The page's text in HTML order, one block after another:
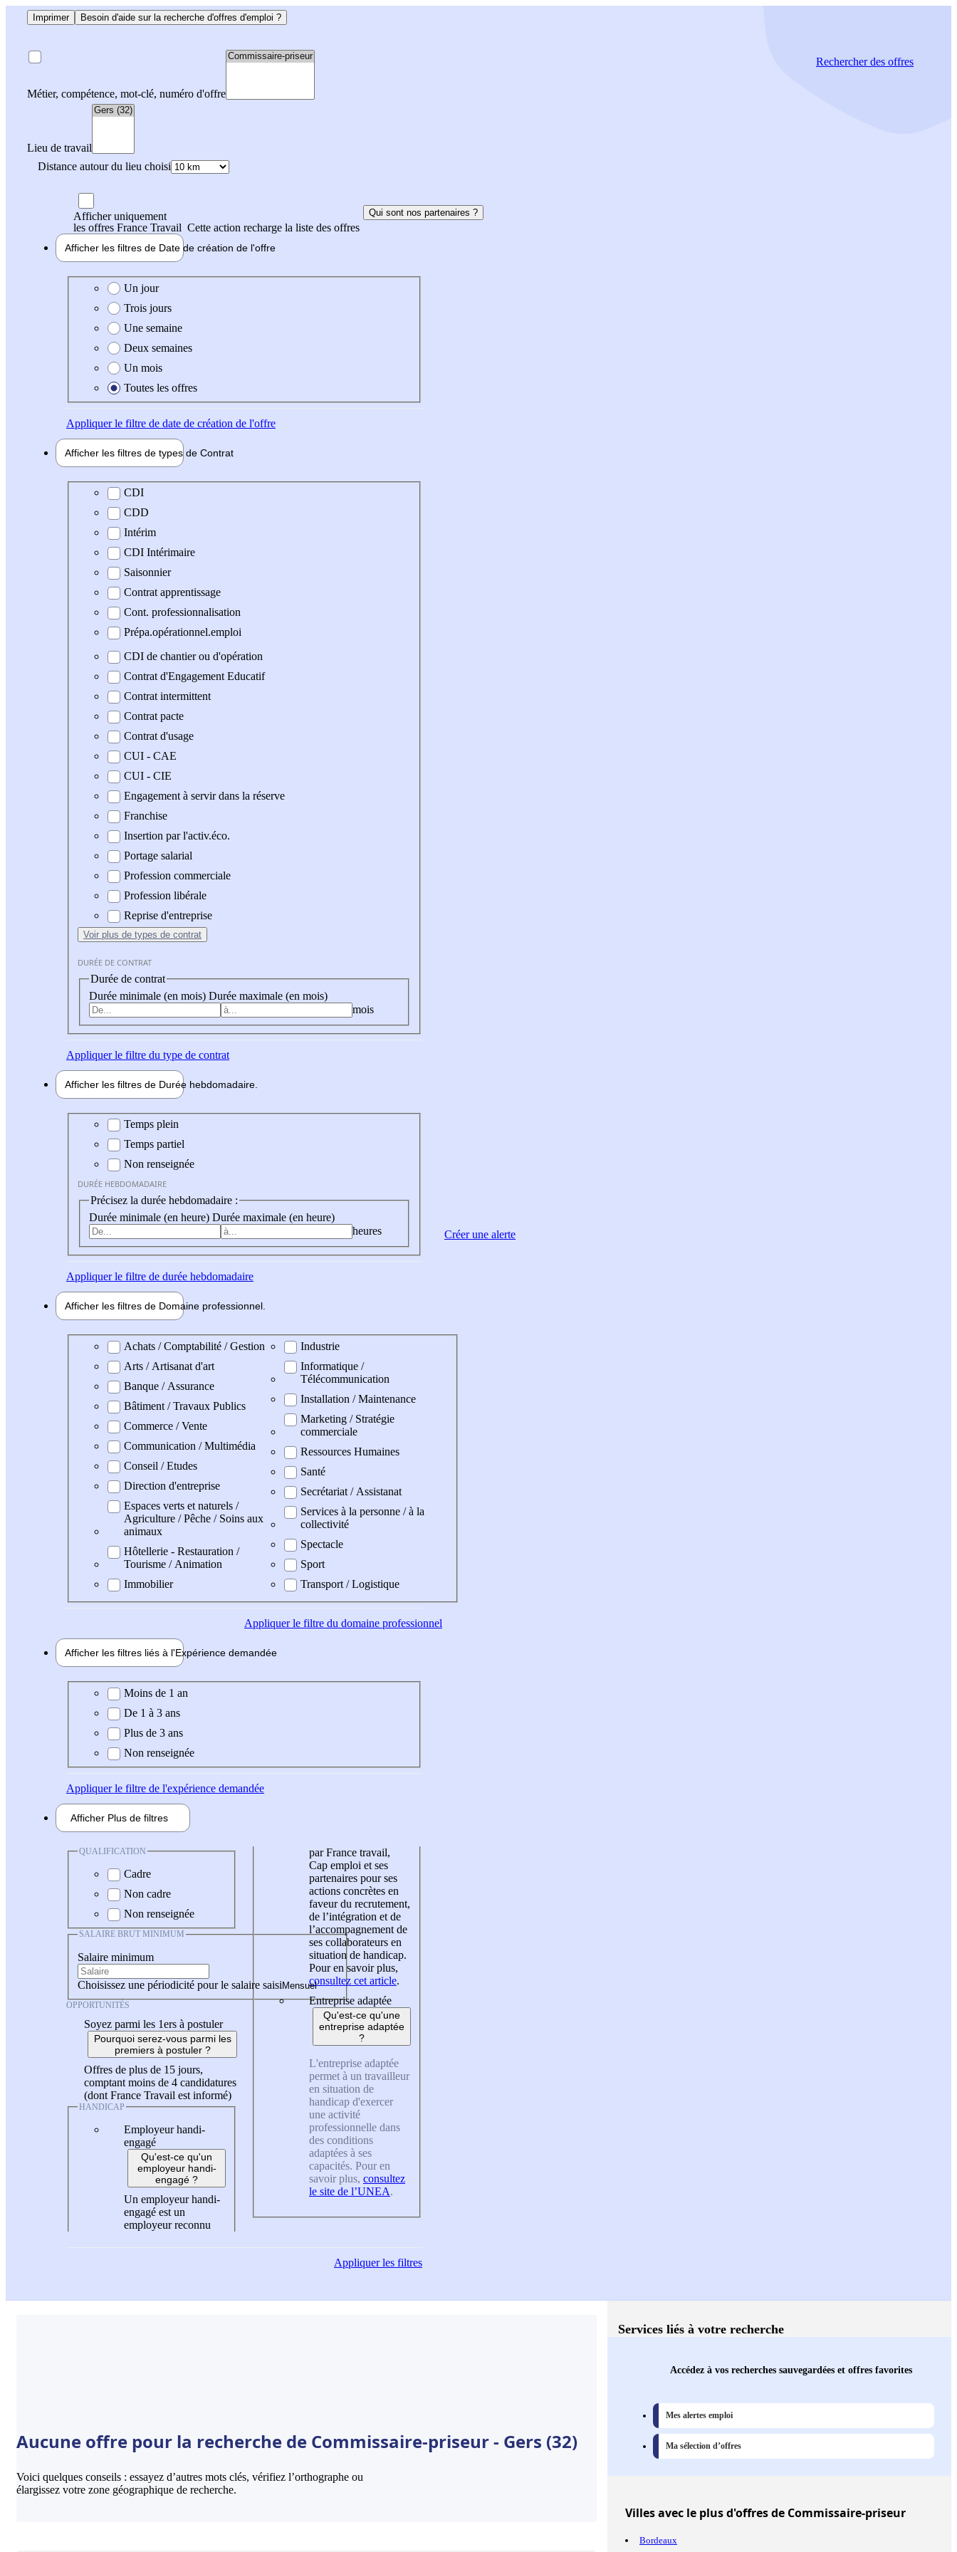
Imprimer Besoin d'aide sur la recherche d'offres d'emploi ?
Métier, compétence, mot-clé, numéro d'offre
Lieu de travail
Distance autour du lieu choisi
Rechercherdes offres
Afficher uniquement
les offres France Travail Cette action recharge la liste des offres
Qui sont nos partenaires ?
Afficher les filtres de Date de création de l'offre
Date de création de l'offre
Un jour
Trois jours
Une semaine
Deux semaines
Un mois
Toutes les offres
Appliquerle filtre de date de création de l'offre
Afficher les filtres de types de Contrat
Type de contrat
CDI
CDD
Intérim
CDI Intérimaire
Saisonnier
Contrat apprentissage
Cont. professionnalisation
Prépa.opérationnel.emploi
CDI de chantier ou d'opération
Contrat d'Engagement Educatif
Contrat intermittent
Contrat pacte
Contrat d'usage
CUI - CAE
CUI - CIE
Engagement à servir dans la réserve
Franchise
Insertion par l'activ.éco.
Portage salarial
Profession commerciale
Profession libérale
Reprise d'entreprise
Voir plus de types de contrat
DURÉE DE CONTRAT
Durée de contrat
Durée minimale (en mois) Durée maximale (en mois)
mois
Appliquerle filtre du type de contrat
Afficher les filtres de Durée hebdomadaire
Durée hebdomadaire
Temps plein
Temps partiel
Non renseignée
DURÉE HEBDOMADAIRE
Précisez la durée hebdomadaire :
Durée minimale (en heure) Durée maximale (en heure)
heures
Appliquerle filtre de durée hebdomadaire
Afficher les filtres de Domaine professionnel
Domaine professionel
Achats / Comptabilité / Gestion
Arts / Artisanat d'art
Banque / Assurance
Bâtiment / Travaux Publics
Commerce / Vente
Communication / Multimédia
Conseil / Etudes
Direction d'entreprise
Espaces verts et naturels /
Agriculture / Pêche / Soins aux
animaux
Hôtellerie - Restauration /
Tourisme / Animation
Immobilier
Industrie
Informatique /
Télécommunication
Installation / Maintenance
Marketing / Stratégie
commerciale
Ressources Humaines
Santé
Secrétariat / Assistanat
Services à la personne / à la
collectivité
Spectacle
Sport
Transport / Logistique
Appliquerle filtre du domaine professionnel
Afficher les filtres liés à l'Expérience demandée
Expérience demandée
Moins de 1 an
De 1 à 3 ans
Plus de 3 ans
Non renseignée
Appliquerle filtre de l'expérience demandée
Afficher Plus de filtres
QUALIFICATION
Cadre
Non cadre
Non renseignée
SALAIRE BRUT MINIMUM
Salaire minimum
Choisissez une périodicité pour le salaire saisi
OPPORTUNITÉS
Soyez parmi les 1ers à postuler
Pourquoi serez-vous parmi les
premiers à postuler ?
Offres de plus de 15 jours,
comptant moins de 4 candidatures
(dont France Travail est informé)
HANDICAP
Employeur handi-
engagé
Qu'est-ce qu'un
employeur handi-
engagé ?
Un employeur handi-
engagé est un
employeur reconnu
par France travail,
Cap emploi et ses
partenaires pour ses
actions concrètes en
faveur du recrutement,
de l’intégration et de
l’accompagnement de
ses collaborateurs en
situation de handicap.
Pour en savoir plus,
consultez cet article.
Entreprise adaptée
Qu'est-ce qu'une
entreprise adaptée
?
L'entreprise adaptée
permet à un travailleur
en situation de
handicap d'exercer
une activité
professionnelle dans
des conditions
adaptées à ses
capacités. Pour en
savoir plus, consultez
le site de l’UNEA.
Appliquerles filtres
Créer une alerte
Aucune offre pour la recherche de Commissaire-priseur - Gers (32)
Voici quelques conseils : essayez d’autres mots clés, vérifiez l’orthographe ou
élargissez votre zone géographique de recherche.
Services liés à votre recherche
Accédez à vos recherches sauvegardées et offres favorites
Mes alertes emploi
Ma sélection d’offres
Villesavec le plus d'offres de Commissaire-priseur
Bordeaux